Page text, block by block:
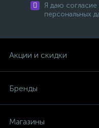
Я даю
персональных
Акции и скидки
Бренды
Магазины